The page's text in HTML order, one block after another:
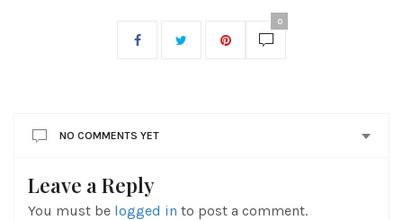
0
NO COMMENTS YET
Leave a Reply
You must be logged in to post a comment.